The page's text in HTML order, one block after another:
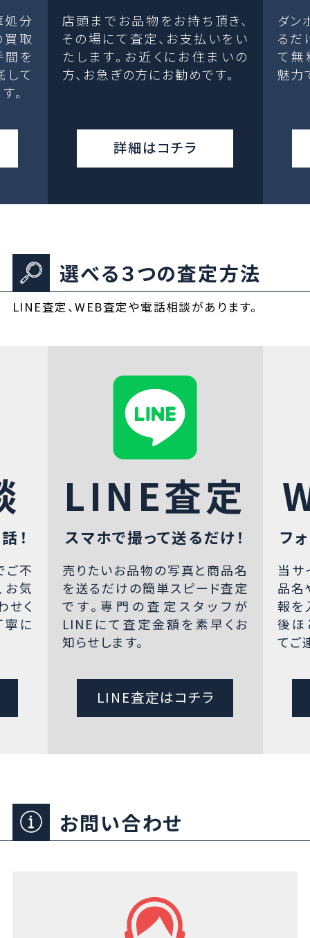
処分
取
間を
して
。
店頭までお品物をお持ち頂き、
その場にて査定、お支払いをい
たします。お近くにお住まいの
方、お急ぎの方にお勧めです。
詳細はコチラ
ダン
るだ
て無
魅力
選べる３つの査定方法
LINE査定、WEB査定や電話相談があります。
！
ご不
お気
せく
寧に
LINE査定
スマホで撮って送るだけ！
売りたいお品物の写真と商品名
を送るだけの簡単スピード査定
です。専門の査定スタッフが
LINEにて査定金額を素早くお
知らせします。
LINE査定はコチラ
フ
当サ
品名
報を
後ほ
てご
お問い合わせ